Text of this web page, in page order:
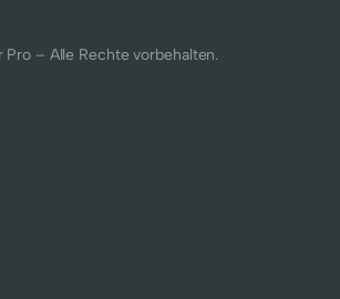
– Alle Rechte vorbehalten.